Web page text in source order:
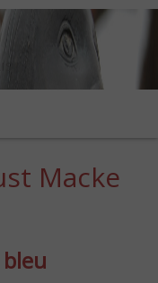
Macke